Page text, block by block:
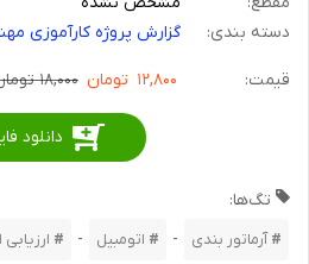
دسته بندی:
گزارش پروژه کارآموزی
قیمت: ۱۲,۸۰۰ تومان ۱۸,۰۰۰ تومان
دانلود
تگ‌ها:
آرماتور بندی - اتومبیل - ارزیابی